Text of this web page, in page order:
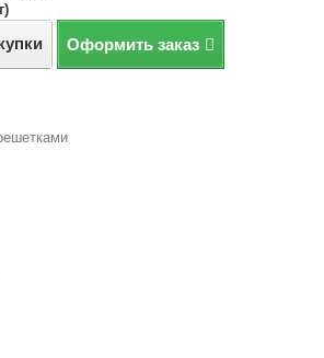
Оформить заказ